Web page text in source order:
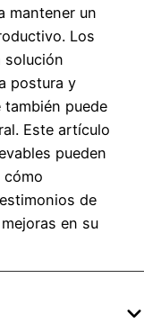
mantener un
Los
solución
postura y
puede
Este artículo
pueden
de
en su